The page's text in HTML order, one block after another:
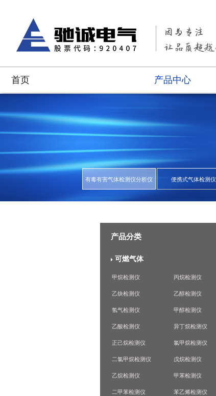
首页 产品中心
有毒有害气体检测仪分析仪 便携式气体检测仪
产品分类
可燃气体
甲烷检测仪 丙烷检测仪
乙炔检测仪 乙醇检测仪
氢气检测仪 甲醇检测仪
乙酸检测仪 异丁烷检测仪
正己烷检测仪 氯甲烷检测仪
二氯甲烷检测仪 戊烷检测仪
乙烷检测仪 甲苯检测仪
二甲苯检测仪 苯乙烯检测仪